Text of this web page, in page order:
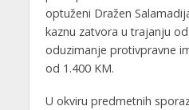
optuženi Dražen
kaznu zatvora u trajanju
oduzimanje protivpravne
od 1.400 KM.
U okviru predmetnih